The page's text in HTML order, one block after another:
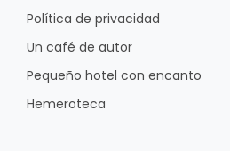
Política de privacidad
Un café de autor
Pequeño hotel con encanto
Hemeroteca